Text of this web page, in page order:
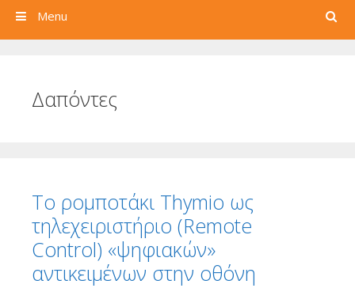
Search
Menu
Δαπόντες
Το ρομποτάκι Thymio ως
τηλεχειριστήριο (Remote
Control) «ψηφιακών»
αντικειμένων στην οθόνη